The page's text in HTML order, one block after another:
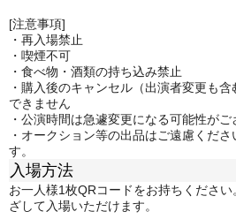
[注意事項]
・再入場禁止
・喫煙不可
・食べ物・酒類の持ち込み禁止
・購入後のキャンセル（出演者変更も
できません
・公演時間は急遽変更になる可能性がご
・オークション等の出品はご遠慮くだ
す。
入場方法
お一人様1枚QRコードをお持ちくださ
ざして入場いただけます。